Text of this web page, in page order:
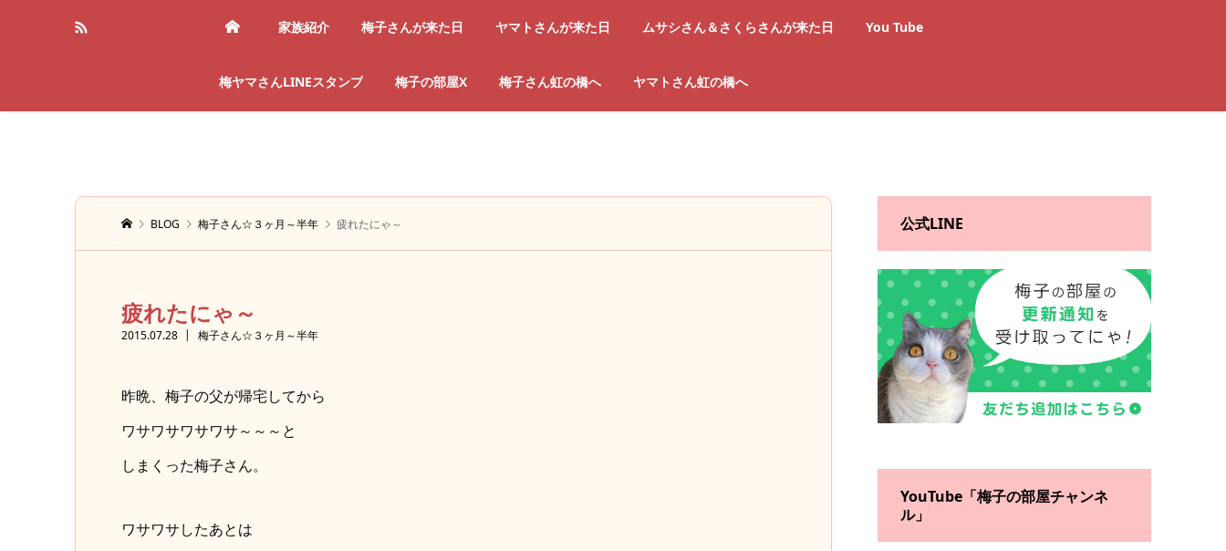
家族紹介 梅子さんが来た日 ヤマトさんが来た日 ムサシさん＆さくらさんが来た日 You Tube
梅ヤマさんLINEスタンプ 梅子の部屋X 梅子さん虹の橋へ ヤマトさん虹の橋へ
BLOG 梅子さん☆３ヶ月～半年 疲れたにゃ～
疲れたにゃ～
2015.07.28 梅子さん☆３ヶ月～半年
昨晩、梅子の父が帰宅してから
ワサワサワサワサ～～～と
しまくった梅子さん。
ワサワサしたあとは
公式LINE
YouTube「梅子の部屋チャンネ
ル」